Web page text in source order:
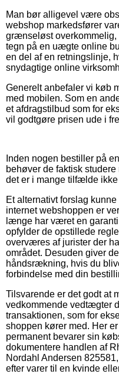
Man bør alligevel være
webshop markedsfører
grænseløst overkommelig,
tegn på en uægte online
en del af en retningslinje,
snydagtige online
Generelt anbefaler vi køb
med mobilen. Som en
et afdragstilbud som for
vil godtgøre prisen ude i
Inden nogen bestiller på
behøver de faktisk
det er i mange tilfælde
Et alternativt forslag
internet webshoppen er
længe har været en
opfylder de opstillede
overværes af jurister der
området. Desuden giver
håndsrækning, hvis du
forbindelse med din
Tilsvarende er det godt at
vedkommende vedtægter
transaktionen, som for
shoppen kører med. Her
permanent bevarer sin
dokumentere handlen af
Nordahl Andersen
efter varer til en kvinde